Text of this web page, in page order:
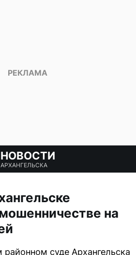
НОВОСТИ
АРХАНГЕЛЬСКА
на
суде Архангельска